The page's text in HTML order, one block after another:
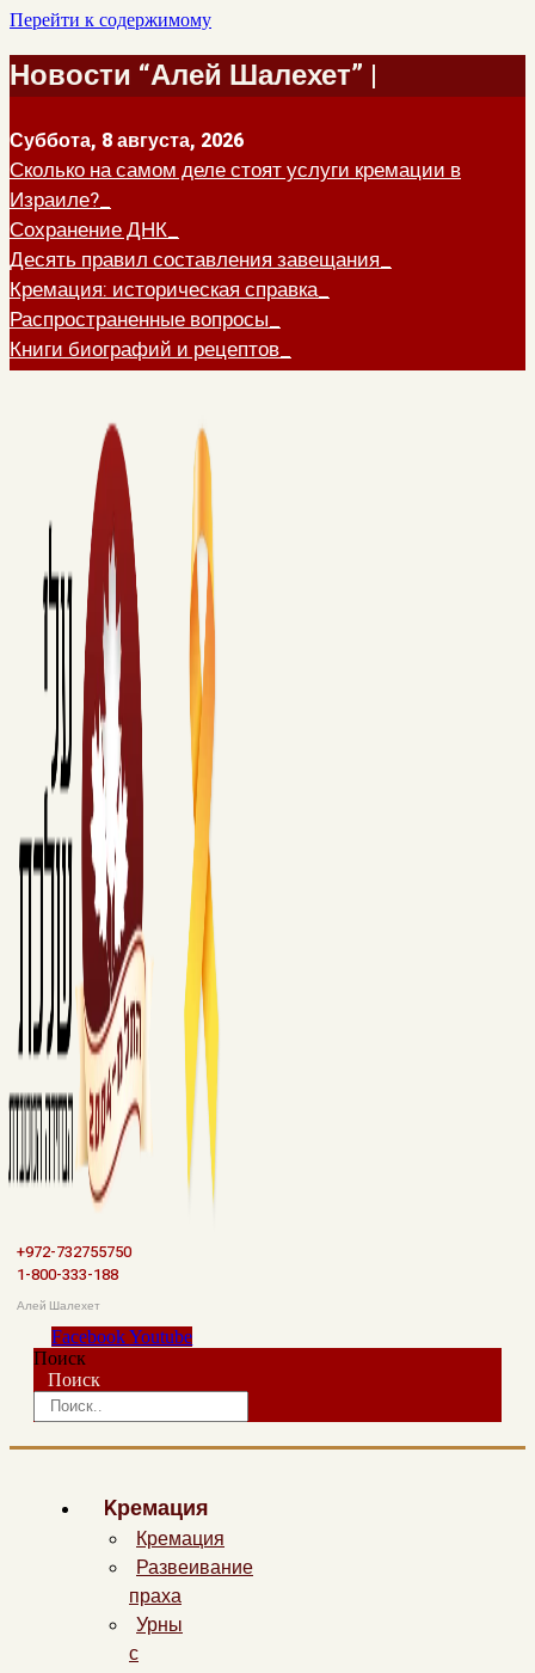
Перейти к содержимому
Новости “Алей Шалехет” |
Суббота, 8 августа, 2026
Сколько на самом деле стоят услуги кремации в
Израиле?
Сохранение ДНК
Десять правил составления завещания
Кремация: историческая справка
Распространенные вопросы
Книги биографий и рецептов
+972-732755750
1-800-333-188
Алей Шалехет
FacebookYoutube
Поиск
Поиск
Kремация
Кремация
Развеивание
праха
Урны
с